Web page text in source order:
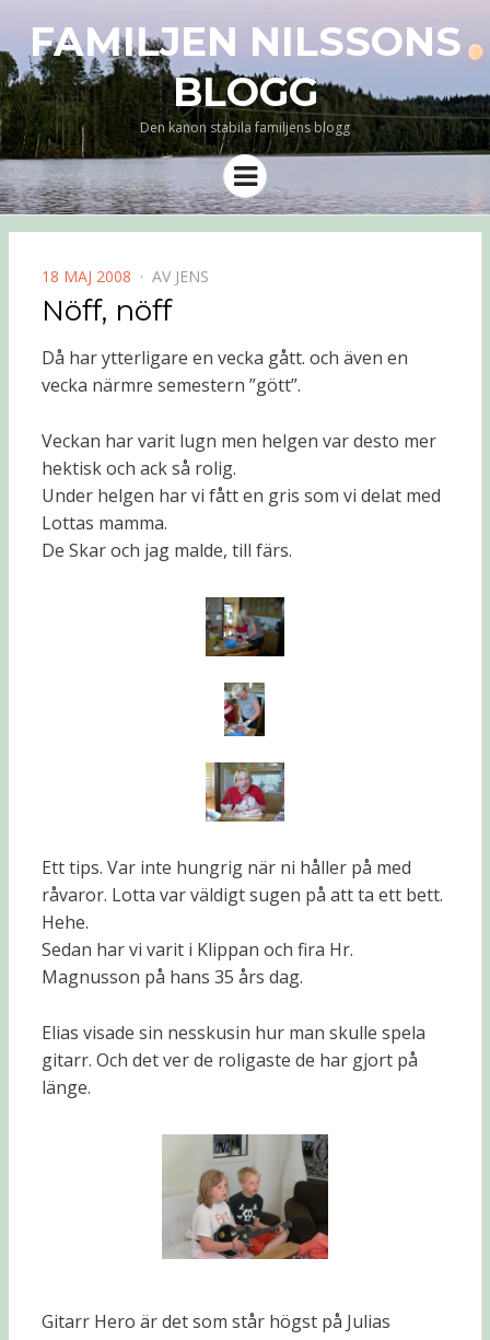
FAMILJEN NILSSONS
BLOGG
Den kanon stabila familjens blogg
Meny
PUBLICERAD
DEN
18 MAJ 2008 AV JENS
Nöff, nöff
Då har ytterligare en vecka gått. och även en
vecka närmre semestern ”gött”.
Veckan har varit lugn men helgen var desto mer
hektisk och ack så rolig.
Under helgen har vi fått en gris som vi delat med
Lottas mamma.
De Skar och jag malde, till färs.
Ett tips. Var inte hungrig när ni håller på med
råvaror. Lotta var väldigt sugen på att ta ett bett.
Hehe.
Sedan har vi varit i Klippan och fira Hr.
Magnusson på hans 35 års dag.
Elias visade sin nesskusin hur man skulle spela
gitarr. Och det ver de roligaste de har gjort på
länge.
Gitarr Hero är det som står högst på Julias